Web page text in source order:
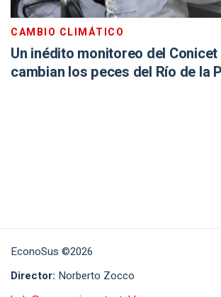
CAMBIO CLIMÁTICO
Un inédito monitoreo del
cambian los peces del Río de la
EconoSus ©2026
Director: Norberto Zocco